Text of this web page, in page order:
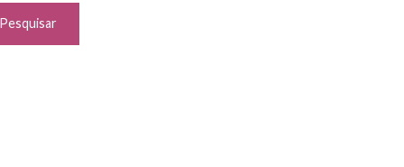
Pesquisar